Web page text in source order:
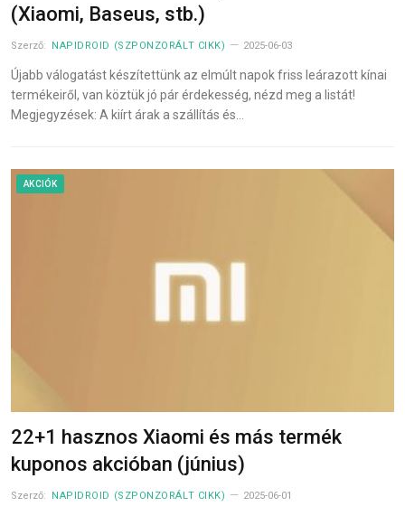
(Xiaomi, Baseus, stb.)
Szerző: NAPIDROID (SZPONZORÁLT CIKK) 2025-06-03
Újabb válogatást készítettünk az elmúlt napok friss leárazott kínai
termékeiről, van köztük jó pár érdekesség, nézd meg a listát!
Megjegyzések: A kiírt árak a szállítás és…
AKCIÓK
22+1 hasznos Xiaomi és más termék
kuponos akcióban (június)
Szerző: NAPIDROID (SZPONZORÁLT CIKK) 2025-06-01